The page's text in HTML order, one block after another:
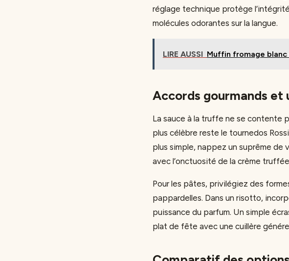
réglage technique protège
molécules odorantes sur la langue.
LIRE AUSSI Muffin fromage
Accords gourmands et
La sauce à la truffe ne se contente
plus célèbre reste le tournedos
plus simple, nappez un suprême
avec l’onctuosité de la crème
Pour les pâtes, privilégiez des
pappardelles. Dans un risotto,
puissance du parfum. Un simple
plat de fête avec une cuillère